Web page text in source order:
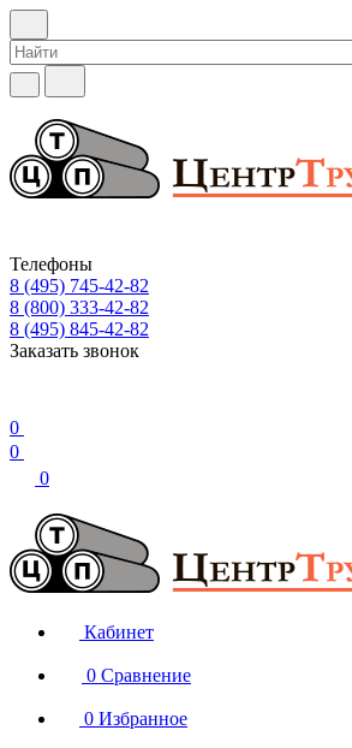
Телефоны
8 (495) 745-42-82
8 (800) 333-42-82
8 (495) 845-42-82
Заказать звонок
0
0
0
Кабинет
0 Сравнение
0 Избранное